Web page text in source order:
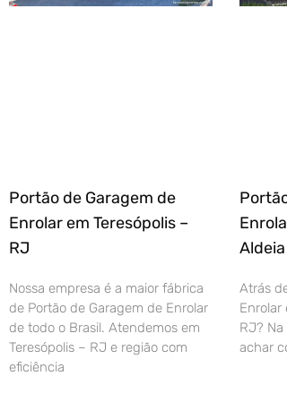
Portão de Garagem de
Enrolar em Teresópolis –
RJ
Nossa empresa é a maior fábrica
de Portão de Garagem de Enrolar
de todo o Brasil. Atendemos em
Teresópolis – RJ e região com
eficiência
Atrás
Enrolar
RJ?
achar